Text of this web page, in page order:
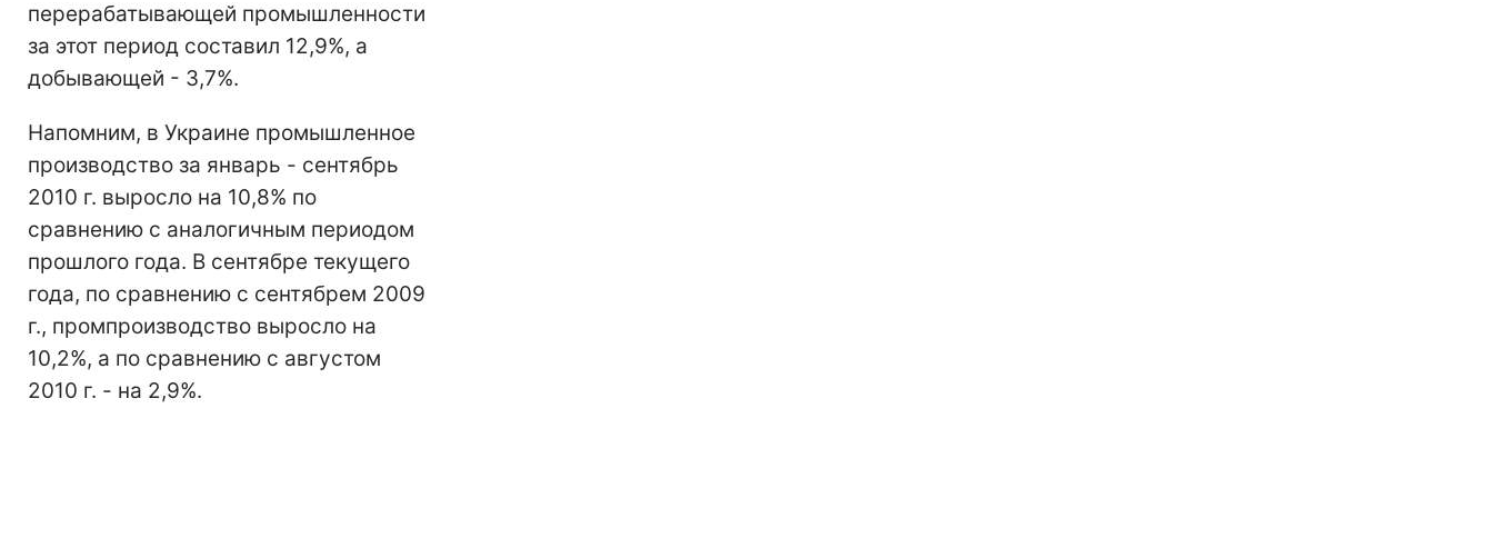
перерабатывающей промышленности
за этот период составил 12,9%, а
добывающей - 3,7%.
Напомним, в Украине промышленное
производство за январь - сентябрь
2010 г. выросло на 10,8% по
сравнению с аналогичным периодом
прошлого года. В сентябре текущего
года, по сравнению с сентябрем 2009
г., промпроизводство выросло на
10,2%, а по сравнению с августом
2010 г. - на 2,9%.